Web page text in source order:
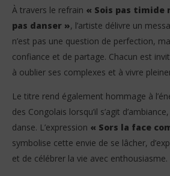
À travers le refrain « Sois pas timide
pas danser », l’artiste délivre un
n’est pas une question de perfection,
confiance et de partage. Chacun est
à oublier ses complexes et à vivre
Le titre rend également hommage à
des Congolais lorsqu’il s’agit
danse. L’expression « Sors la face
symbolise cette envie de se lâcher,
et de célébrer la vie avec enthousiasme.